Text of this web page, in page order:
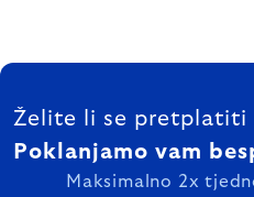
FOOTER
Želite li se pretplatiti
Poklanjamo vam
Maksimalno 2x